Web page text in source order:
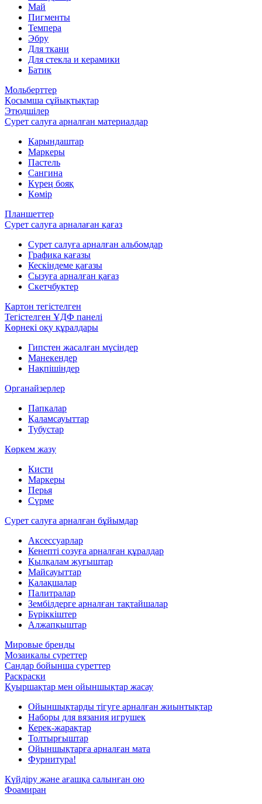
Май
Пигменты
Темпера
Эбру
Для ткани
Для стекла и керамики
Батик
Мольберттер
Қосымша сұйықтықтар
Этюдшілер
Сурет салуға арналған материалдар
Қарындаштар
Маркеры
Пастель
Сангина
Күрең бояқ
Көмір
Планшеттер
Сурет салуға арналаған қағаз
Сурет салуға арналған альбомдар
Графика қағазы
Кескіндеме қағазы
Сызуға арналған қағаз
Скетчбуктер
Картон тегістелген
Тегістелген ҰДФ панелі
Көрнекі оқу құралдары
Гипстен жасалған мүсіндер
Манекендер
Нақпішіндер
Органайзерлер
Папкалар
Қаламсауыттар
Тубустар
Көркем жазу
Кисти
Маркеры
Перья
Сүрме
Сурет салуға арналған бұйымдар
Аксессуарлар
Кенепті созуға арналған құралдар
Қылқалам жуғыштар
Майсауыттар
Қалақшалар
Палитралар
Зембілдерге арналған тақтайшалар
Бүріккіштер
Алжапқыштар
Мировые бренды
Мозаикалы суреттер
Сандар бойынша суреттер
Раскраски
Қуыршақтар мен ойыншықтар жасау
Ойыншықтарды тігуге арналған жиынтықтар
Наборы для вязания игрушек
Керек-жарақтар
Толтырғыштар
Ойыншықтарға арналған мата
Фурнитура!
Күйдіру және ағашқа салынған ою
Фоамиран